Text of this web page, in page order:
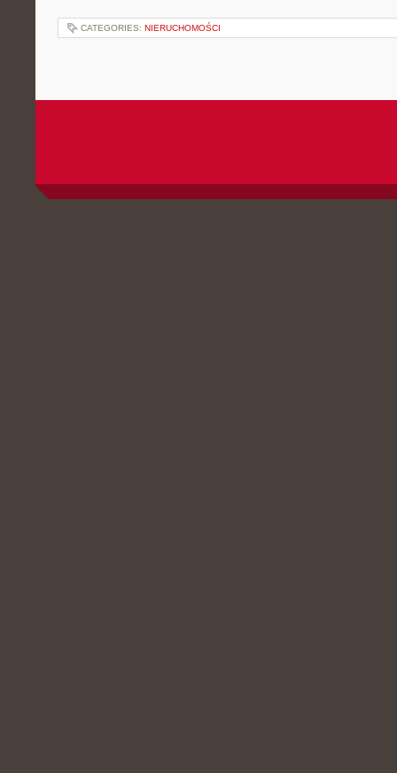
CATEGORIES: NIERUCHOMOŚCI